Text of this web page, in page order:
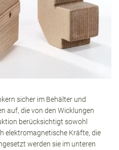
sicher im Behälter und
auf, die von den Wicklungen
berücksichtigt sowohl
elektromagnetische Kräfte, die
werden sie im unteren